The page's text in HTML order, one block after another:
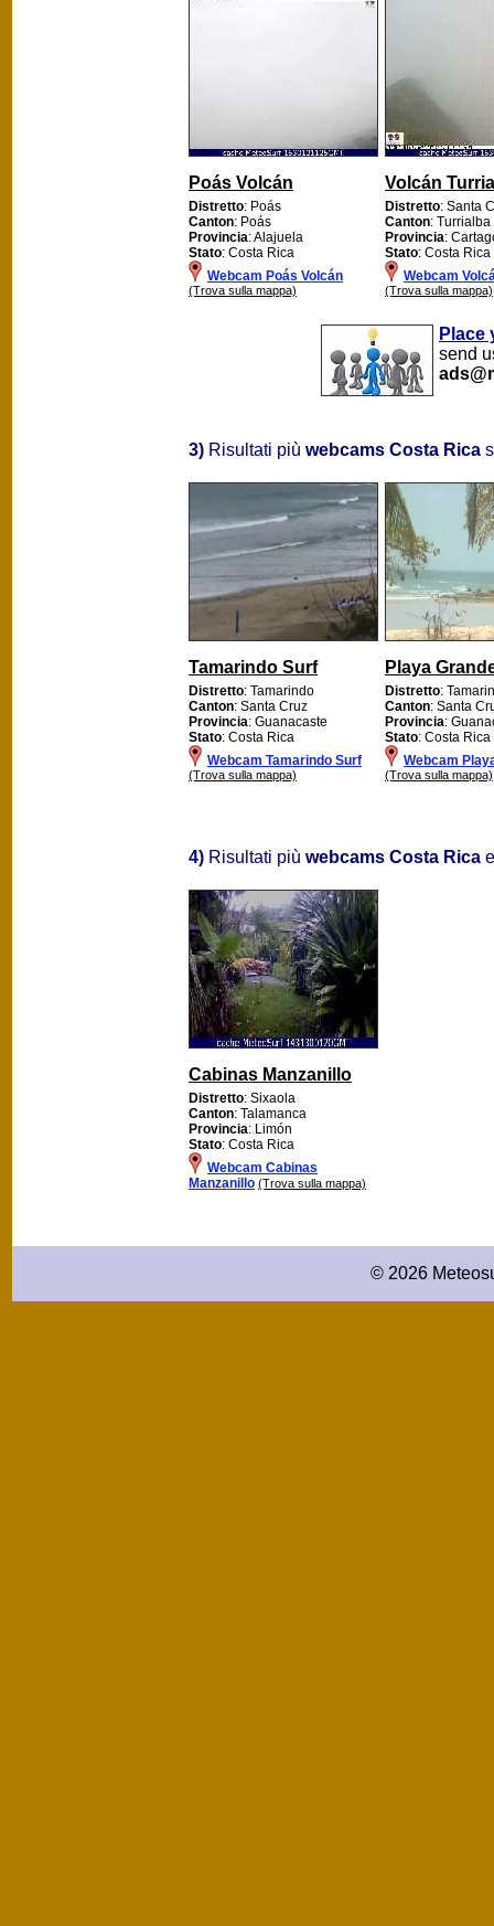
Poás Volcán
Distretto: Poás
Canton: Poás
Provincia: Alajuela
Stato: Costa Rica
Webcam Poás Volcán
(Trova sulla mappa)
Volcán
Distretto: Santa
Canton: Turrialba
Provincia:
Stato: Costa Rica
Webcam
(Trova sulla mappa)
Place
send
3) Risultati più webcams Costa Rica
Tamarindo Surf
Distretto: Tamarindo
Canton: Santa Cruz
Provincia: Guanacaste
Stato: Costa Rica
Webcam Tamarindo Surf
(Trova sulla mappa)
Playa
Distretto:
Canton: Santa
Provincia:
Stato: Costa Rica
Webcam
(Trova sulla mappa)
4) Risultati più webcams Costa Rica
Cabinas Manzanillo
Distretto: Sixaola
Canton: Talamanca
Provincia: Limón
Stato: Costa Rica
Webcam Cabinas
Manzanillo (Trova sulla mappa)
© 2026